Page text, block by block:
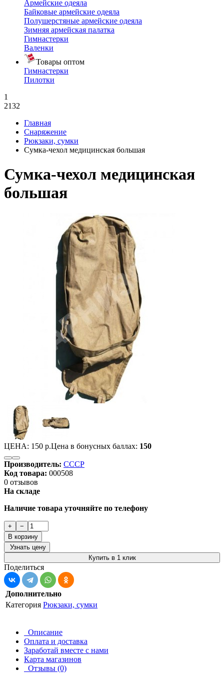
Армейские одеяла
Байковые армейские одеяла
Полушерстяные армейские одеяла
Зимняя армейская палатка
Гимнастерки
Валенки
Товары оптом
Гимнастерки
Пилотки
1
2132
Главная
Снаряжение
Рюкзаки, сумки
Сумка-чехол медицинская большая
Сумка-чехол медицинская
большая
ЦЕНА: 150 р.Цена в бонусных баллах: 150
Производитель: СССР
Код товара: 000508
0 отзывов
На складе
Наличие товара уточняйте по телефону
+
−
В корзину
Узнать цену
Купить в 1 клик
Поделиться
Дополнительно
Категория Рюкзаки, сумки
Описание
Оплата и доставка
Заработай вместе с нами
Карта магазинов
Отзывы (0)